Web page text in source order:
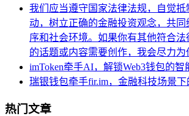
我们应当遵守国家法律法规，自觉
动，树立正确的金融投资观念，共
序和社会环境。如果你有其他符合
的话题或内容需要创作，我会尽力为
imToken牵手AI，解锁Web3钱包的智
瑞银钱包牵手fir.im，金融科技场景
热门文章